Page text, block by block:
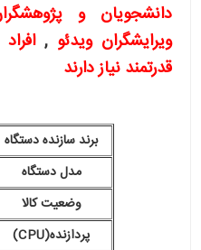
دانشجویان و
ویرایشگران ویدئو,
قدرتمند نیاز دارند
برند سازنده دستگاه
مدل دستگاه
وضعیت کالا
پردازنده(CPU)